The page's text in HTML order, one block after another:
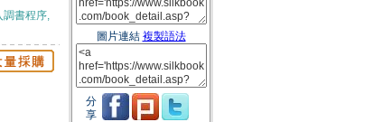
調書程序,
圖片連結 複製語法
分
享